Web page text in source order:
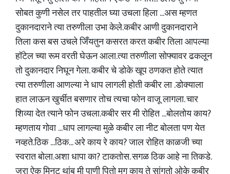
सोबत कुणी नसेल तर पाहतील घ्या उचला हिला ...अस म्हणत
दुकानदाराने त्या तरुणीला उभा केले.कबीर आणी दुकानदाराने
तिला कस बस उचले जिँयतुन कसरत करत कबीर तिला आपल्या
हॉटेल च्या रूम वरती घेऊन आला.त्या तरुणीला सोफ्यावर ढकलून
तो दुकानदार निघून गेला. कबीर चे डोके खूप ठणकत होते त्यात
त्या तरुणीला आणल्या ने धाप लागली होती कबीर ला .डोक्याला
हात लाऊन खुर्चीत बसणार तोच त्यचा फोन वाजू लागला. चार
शिव्या देत त्याने फोन उचला.कबीर सर मी रोहित ...बोलतोय काय?
म्हणताय गोवा ...धाप लागल्या मुळे कबीर ला नीट बोलता पण येत
नव्हते.ठिक ...ठिक... अरे काय रे काय? जाल रोहित काळजी च्या
स्वरात बोला.अशा धापा का? टाकतोस. सगळ ठिक आहे ना तिकडे.